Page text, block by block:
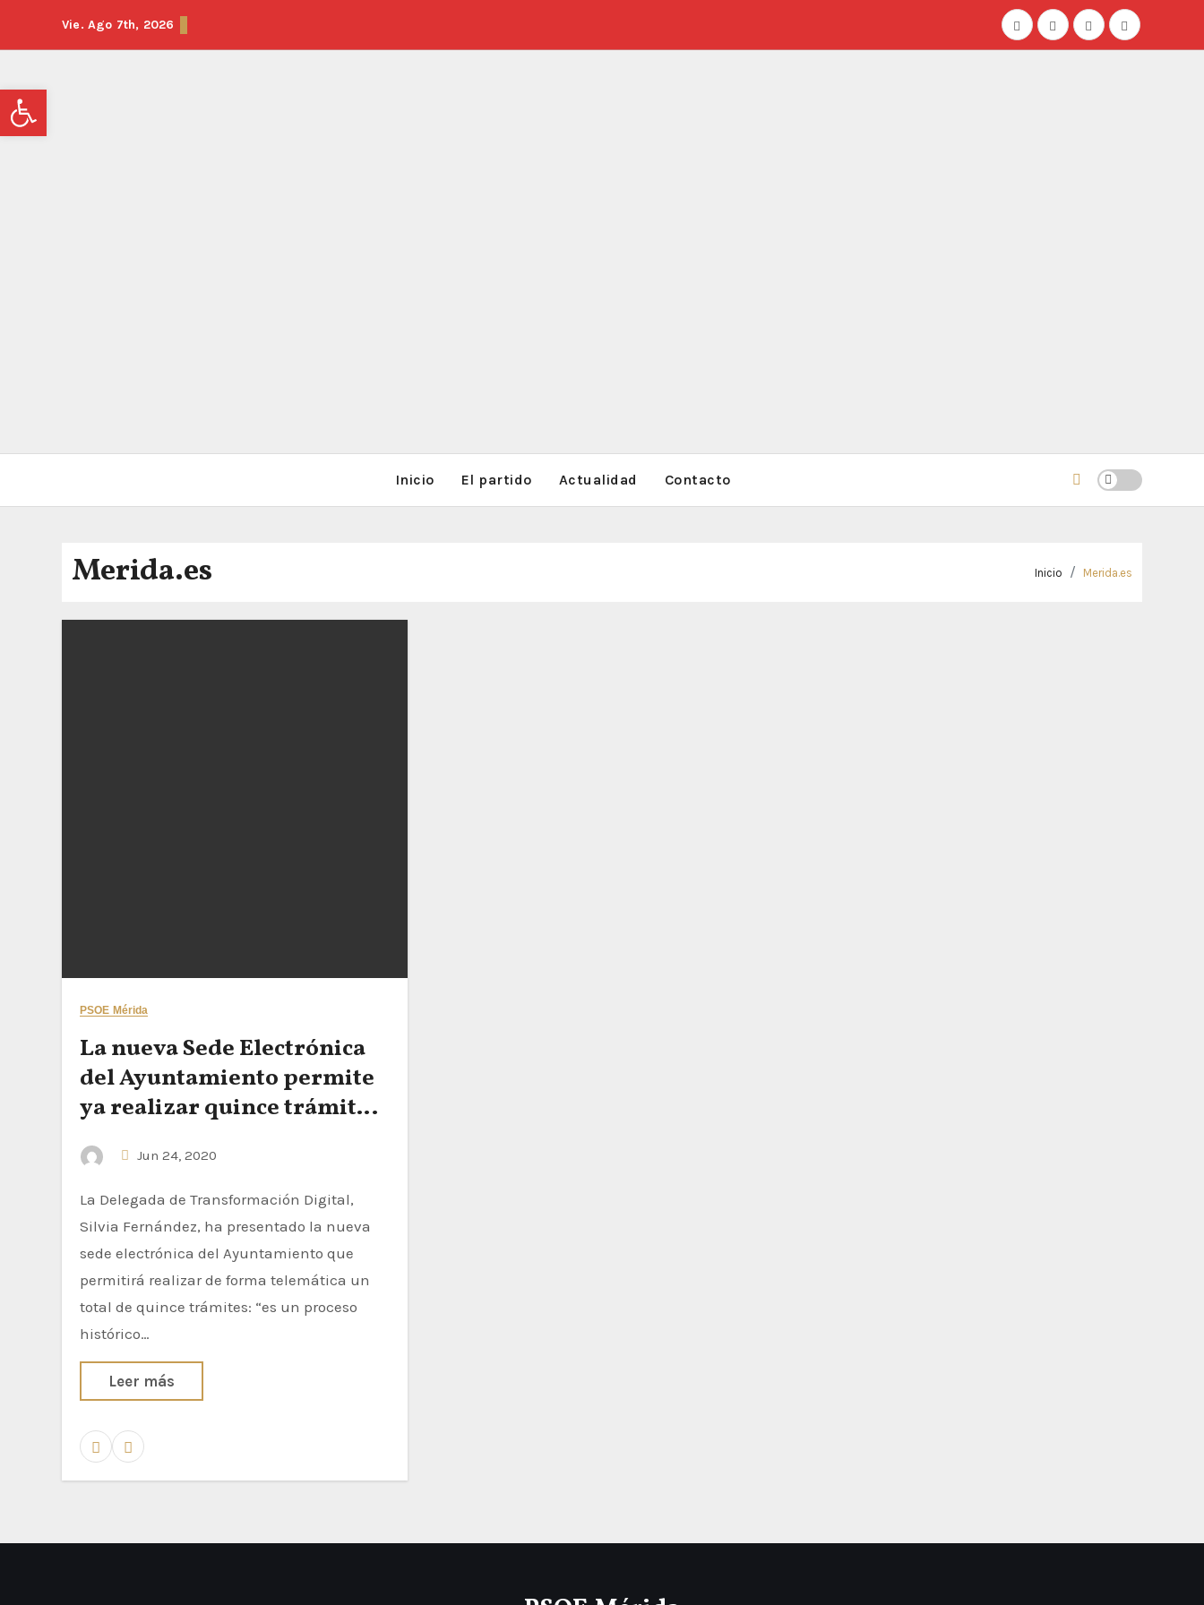
Vie. Ago 7th, 2026
Inicio El partido Actualidad Contacto
Merida.es Inicio Merida.es
PSOE Mérida
La nueva Sede Electrónica
del Ayuntamiento permite
ya realizar quince trámites
de forma telemática
Jun 24, 2020
La Delegada de Transformación Digital,
Silvia Fernández, ha presentado la nueva
sede electrónica del Ayuntamiento que
permitirá realizar de forma telemática un
total de quince trámites: “es un proceso
histórico…
Leer más
Abrir barra de herramientas